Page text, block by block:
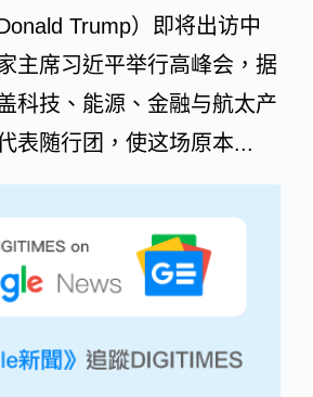
Trump）即将出访中
主席习近平举行高峰会，据
科技、能源、金融与航太产
表随行团，使这场原本...